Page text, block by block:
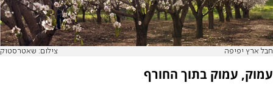
חבל ארץ יפיפה צילום: שאטרסטוק
עמוק, עמוק בתוך החורף